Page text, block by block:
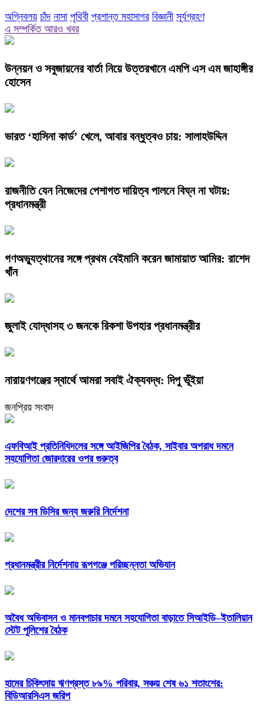
অগ্নিবলয় চাঁদ নাসা পৃথিবী প্রশান্ত মহাসাগর বিজ্ঞানী সূর্যগ্রহণ
এ সম্পর্কিত আরও খবর
উন্নয়ন ও সবুজায়নের বার্তা নিয়ে উত্তরখানে এমপি এস এম জাহাঙ্গীর
হোসেন
ভারত ‘হাসিনা কার্ড’ খেলে, আবার বন্ধুত্বও চায়: সালাহউদ্দিন
রাজনীতি যেন নিজেদের পেশাগত দায়িত্ব পালনে বিঘ্ন না ঘটায়:
প্রধানমন্ত্রী
গণঅভ্যুত্থানের সঙ্গে প্রথম বেইমানি করেন জামায়াত আমির: রাশেদ
খাঁন
জুলাই যোদ্ধাসহ ৩ জনকে রিকশা উপহার প্রধানমন্ত্রীর
নারায়ণগঞ্জের স্বার্থে আমরা সবাই ঐক্যবদ্ধ: দিপু ভূঁইয়া
জনপ্রিয় সংবাদ
এফবিআই প্রতিনিধিদলের সঙ্গে আইজিপির বৈঠক, সাইবার অপরাধ দমনে
সহযোগিতা জোরদারের ওপর গুরুত্ব
দেশের সব ডিসির জন্য জরুরি নির্দেশনা
প্রধানমন্ত্রীর নির্দেশনায় রূপগঞ্জে পরিচ্ছন্নতা অভিযান
অবৈধ অভিবাসন ও মানবপাচার দমনে সহযোগিতা বাড়াতে সিআইডি–ইতালিয়ান
স্টেট পুলিশের বৈঠক
হামের চিকিৎসায় ঋণগ্রস্ত ৮৯% পরিবার, সঞ্চয় শেষ ৬১ শতাংশের:
বিডিআরসিএস জরিপ